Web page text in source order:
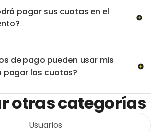
otras categorías
Usuarios
pagar sus cuotas en el
de pago pueden usar mis
pagar las cuotas?